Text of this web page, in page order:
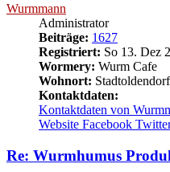
Wurmmann
Administrator
Beiträge: 1627
Registriert: So 13. Dez
Wormery: Wurm Cafe
Wohnort: Stadtoldendorf
Kontaktdaten:
Kontaktdaten von
Website Facebook
Re: Wurmhumus